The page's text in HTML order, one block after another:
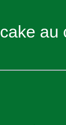
cake au